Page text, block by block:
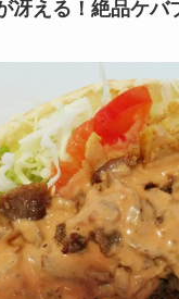
冴える！絶品ケバ